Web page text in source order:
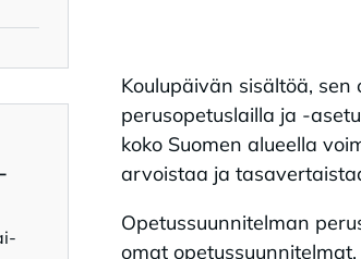
Koulupäivän sisältöä,
perusopetuslailla ja -
koko Suomen alueella
arvoistaa ja
Opetussuunnitelman
omat